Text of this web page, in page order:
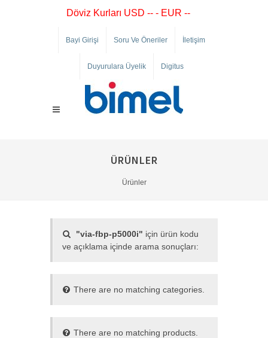
Döviz Kurları USD -- - EUR --
Bayi Girişi Soru Ve Öneriler İletişim
Duyurulara Üyelik Digitus
ÜRÜNLER
Ürünler
"via-fbp-p5000i" için ürün kodu
ve açıklama içinde arama sonuçları:
There are no matching categories.
There are no matching products.